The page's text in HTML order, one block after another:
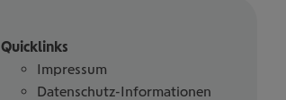
Quicklinks
Impressum
Datenschutz-Informationen